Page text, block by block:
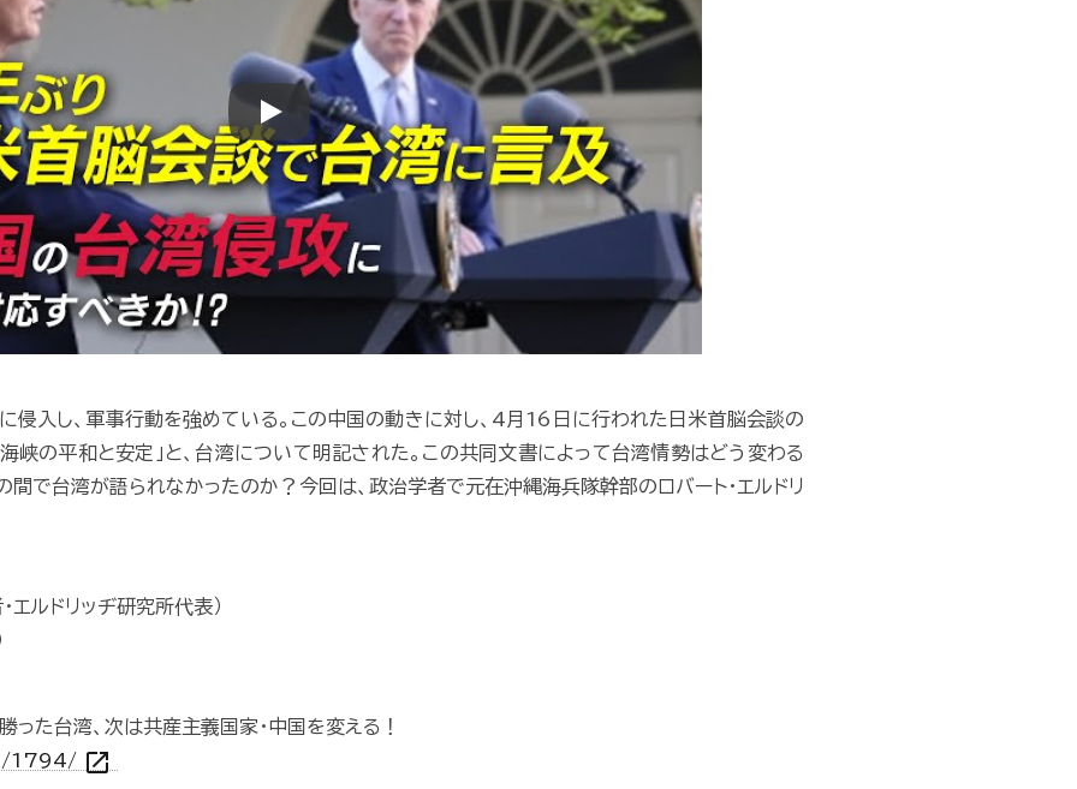
Play
侵入し、軍事行動を強めている。この中国の動きに対し、4月16日に行われた日米首脳会談の
峡の平和と安定」と、台湾について明記された。この共同文書によって台湾情勢はどう変わる
で台湾が語られなかったのか？今回は、政治学者で元在沖縄海兵隊幹部のロバート・エルドリ
エルドリッヂ研究所代表）
った台湾、次は共産主義国家・中国を変える！
1794/ open_in_new